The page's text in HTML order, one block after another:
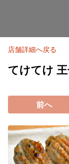
店舗詳細へ戻る
てけてけ
前へ